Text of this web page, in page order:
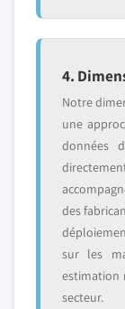
4.
Notre
une
données
des
sur les
estimation
secteur.